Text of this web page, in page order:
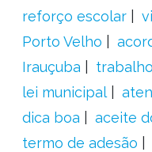
reforço escolar
Porto Velho
Irauçuba
lei municipal
dica boa
aceite
termo de adesão